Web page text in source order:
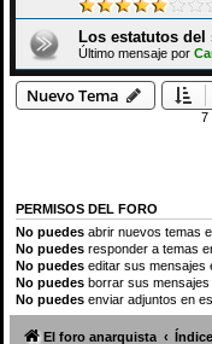
Los estatutos
Último mensaje por
Nuevo Tema
7
PERMISOS DEL FORO
No puedes abrir nuevos temas
No puedes responder a temas
No puedes editar sus mensajes
No puedes borrar sus
No puedes enviar adjuntos en
El foro anarquista